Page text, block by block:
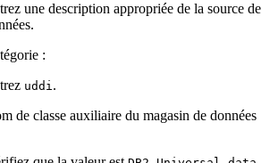
une description appropriée de la source de
:
uddi.
de classe auxiliaire du magasin de données